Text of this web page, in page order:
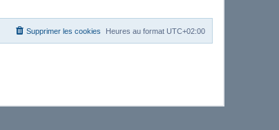
Heures au format UTC+02:00
Supprimer les cookies